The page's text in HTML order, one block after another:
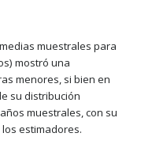
muestrales para
mostró una
menores, si bien en
su distribución
muestrales, con su
estimadores.